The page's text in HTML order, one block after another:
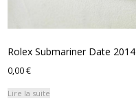
Rolex Submariner Date 2014
0,00€
Lire la suite